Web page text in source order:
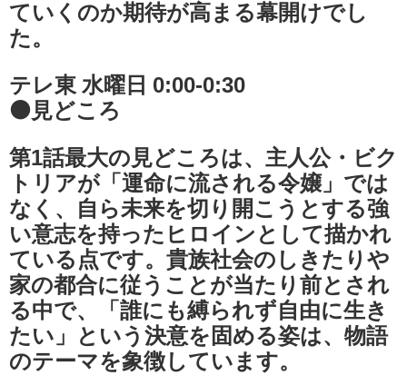
ていくのか期待が高まる幕開けでし
た。
テレ東 水曜日 0:00-0:30
⚫見どころ
第1話最大の見どころは、主人公・ビク
トリアが「運命に流される令嬢」では
なく、自ら未来を切り開こうとする強
い意志を持ったヒロインとして描かれ
ている点です。貴族社会のしきたりや
家の都合に従うことが当たり前とされ
る中で、「誰にも縛られず自由に生き
たい」という決意を固める姿は、物語
のテーマを象徴しています。